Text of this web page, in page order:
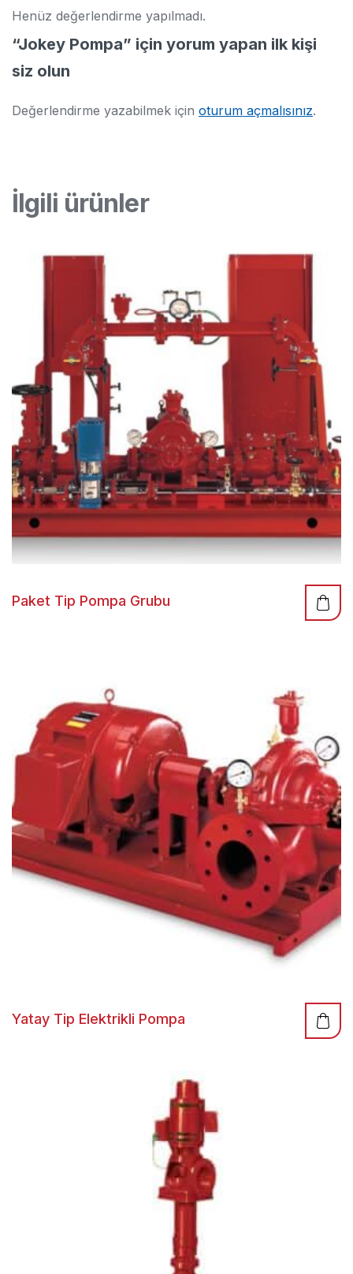
Henüz değerlendirme yapılmadı.
“Jokey Pompa” için yorum yapan ilk kişi
siz olun
Değerlendirme yazabilmek için oturum açmalısınız.
İlgili ürünler
Paket Tip Pompa Grubu
Yatay Tip Elektrikli Pompa